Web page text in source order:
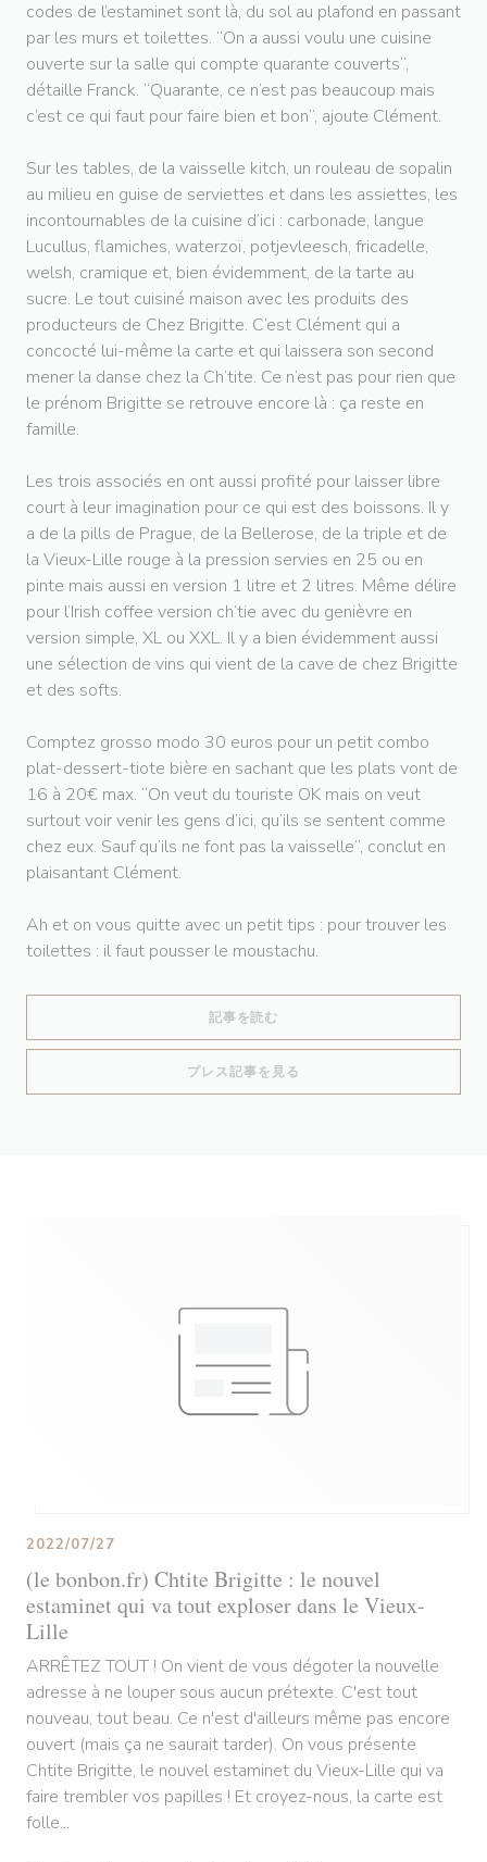
codes de l’estaminet sont là, du sol au plafond en passant
par les murs et toilettes. “On a aussi voulu une cuisine
ouverte sur la salle qui compte quarante couverts“,
détaille Franck. “Quarante, ce n’est pas beaucoup mais
c’est ce qui faut pour faire bien et bon“, ajoute Clément.
Sur les tables, de la vaisselle kitch, un rouleau de sopalin
au milieu en guise de serviettes et dans les assiettes, les
incontournables de la cuisine d’ici : carbonade, langue
Lucullus, flamiches, waterzoï, potjevleesch, fricadelle,
welsh, cramique et, bien évidemment, de la tarte au
sucre. Le tout cuisiné maison avec les produits des
producteurs de Chez Brigitte. C’est Clément qui a
concocté lui-même la carte et qui laissera son second
mener la danse chez la Ch’tite. Ce n’est pas pour rien que
le prénom Brigitte se retrouve encore là : ça reste en
famille.
Les trois associés en ont aussi profité pour laisser libre
court à leur imagination pour ce qui est des boissons. Il y
a de la pills de Prague, de la Bellerose, de la triple et de
la Vieux-Lille rouge à la pression servies en 25 ou en
pinte mais aussi en version 1 litre et 2 litres. Même délire
pour l’Irish coffee version ch’tie avec du genièvre en
version simple, XL ou XXL. Il y a bien évidemment aussi
une sélection de vins qui vient de la cave de chez Brigitte
et des softs.
Comptez grosso modo 30 euros pour un petit combo
plat-dessert-tiote bière en sachant que les plats vont de
16 à 20€ max. “On veut du touriste OK mais on veut
surtout voir venir les gens d’ici, qu’ils se sentent comme
chez eux. Sauf qu’ils ne font pas la vaisselle“, conclut en
plaisantant Clément.
Ah et on vous quitte avec un petit tips : pour trouver les
toilettes : il faut pousser le moustachu.
記事を読む
プレス記事を見る
(le bonbon.fr) Chtite Brigitte : le nouvel
estaminet qui va tout exploser dans le Vieux-
Lille
2022/07/27
ARRÊTEZ TOUT ! On vient de vous dégoter la nouvelle
adresse à ne louper sous aucun prétexte. C'est tout
nouveau, tout beau. Ce n'est d'ailleurs même pas encore
ouvert (mais ça ne saurait tarder). On vous présente
Chtite Brigitte, le nouvel estaminet du Vieux-Lille qui va
faire trembler vos papilles ! Et croyez-nous, la carte est
folle...